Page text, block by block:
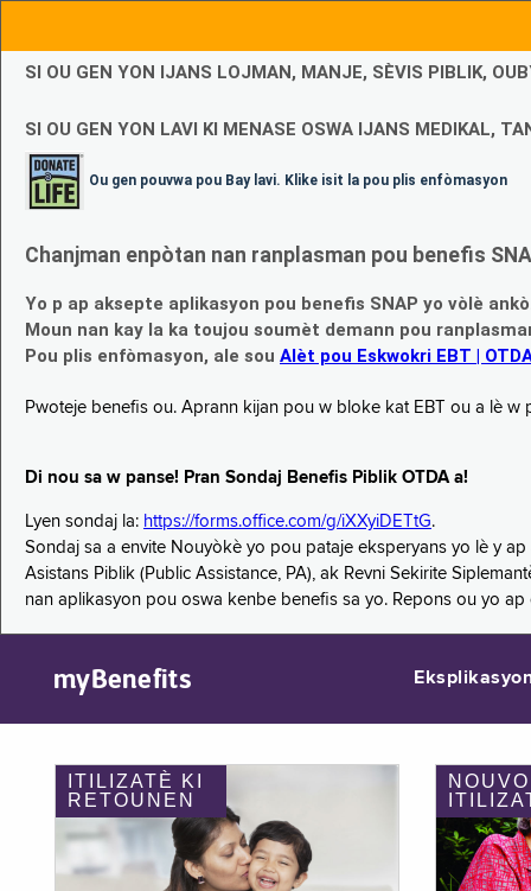
SI OU GEN YON IJANS LOJMAN, MANJE, SÈVIS PIBLIK,
SI OU GEN YON LAVI KI MENASE OSWA IJANS MEDIKAL,
Ou gen pouvwa pou Bay lavi. Klike isit la pou plis enfòmasyon
Chanjman enpòtan nan ranplasman pou benefis
Yo p ap aksepte aplikasyon pou benefis SNAP yo vòlè
Moun nan kay la ka toujou soumèt demann pou
Pou plis enfòmasyon, ale sou Alèt pou Eskwokri EBT |
Pwoteje benefis ou. Aprann kijan pou w bloke kat EBT ou a lè w
Di nou sa w panse! Pran Sondaj Benefis Piblik OTDA a!
Lyen sondaj la: https://forms.office.com/g/iXXyiDETtG.
Sondaj sa a envite Nouyòkè yo pou pataje eksperyans yo lè y
Asistans Piblik (Public Assistance, PA), ak Revni Sekirite
nan aplikasyon pou oswa kenbe benefis sa yo. Repons ou yo
myBenefits
ITILIZATÈ KI
RETOUNEN
NOUVO